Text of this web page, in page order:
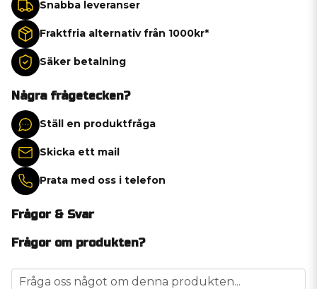
Snabba leveranser
Fraktfria alternativ från 1000kr*
Säker betalning
Några frågetecken?
Ställ en produktfråga
Skicka ett mail
Prata med oss i telefon
Frågor & Svar
Frågor om produkten?
question
Fråga oss något om denna produkten...